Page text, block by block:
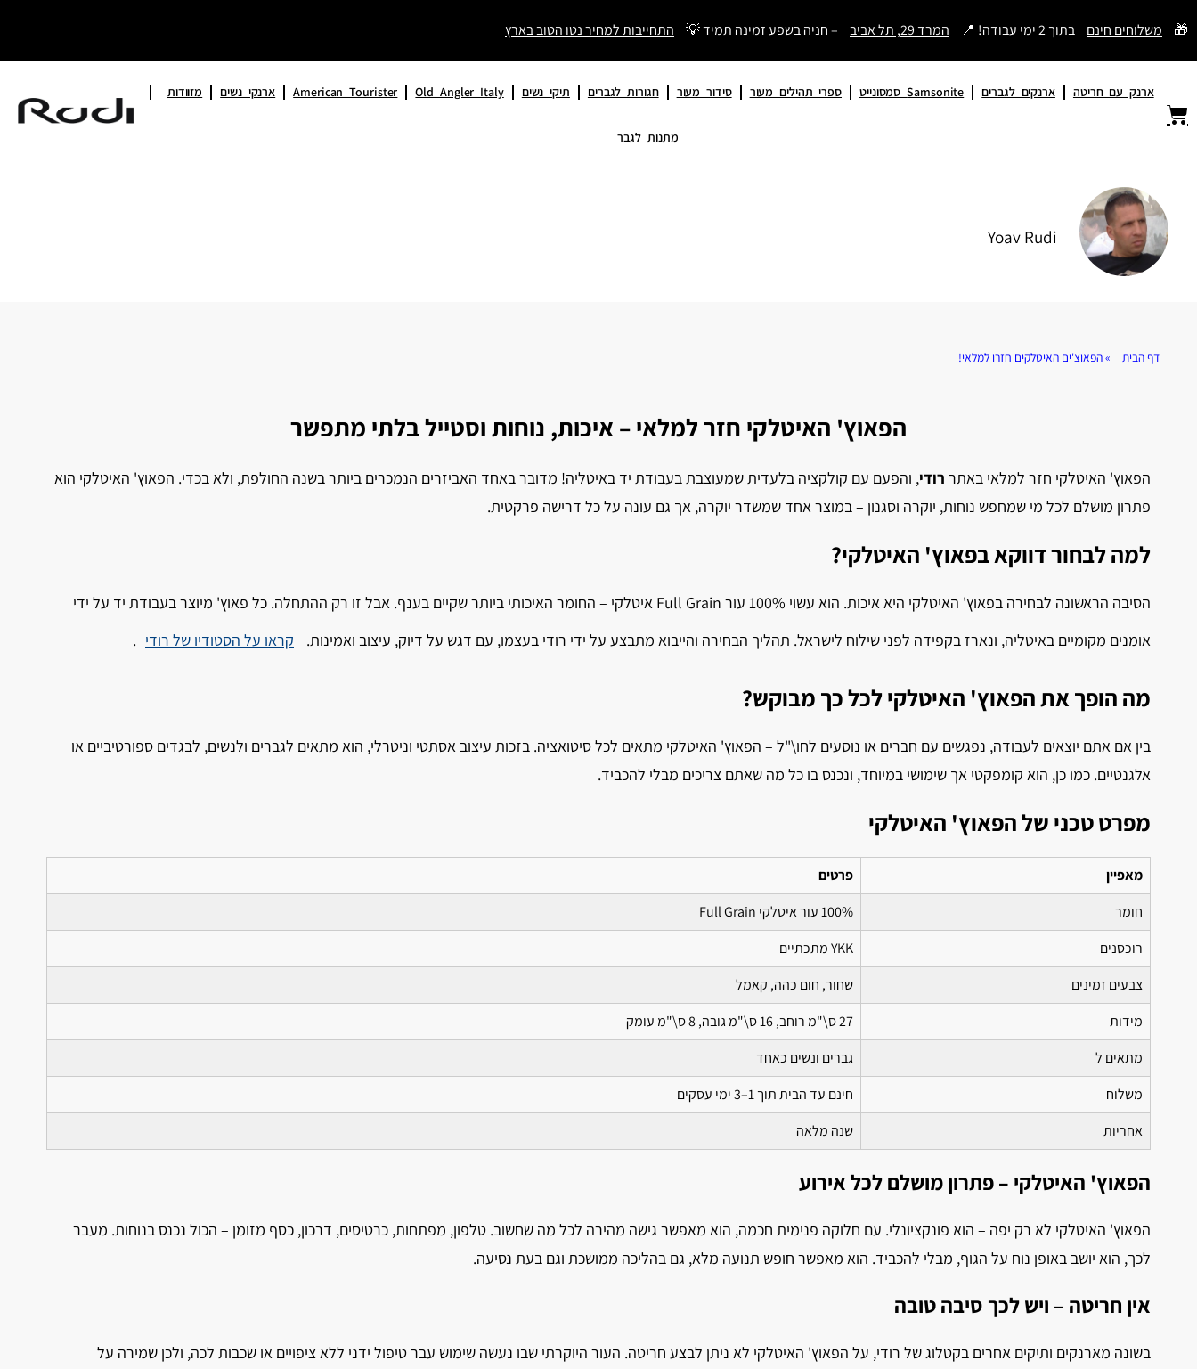
דילוג
🎁 משלוחים חינם בתוך 2 ימי עבודה! 📍 המרד 29, תל אביב – חניה בשפע זמינה תמיד 💡 התחייבות למחיר נטו הטוב בארץ
ארנק עם חריטה ארנקים לגברים Samsonite סמסונייט ספרי תהילים מעור סידור מעור חגורות לגברים תיקי נשים Old Angler Italy
American Tourister ארנקי נשים מזוודות
מתנות לגבר
Yoav Rudi
דף הבית »הפאוצ'ים האיטלקים חזרו למלאי!
הפאוץ' האיטלקי חזר למלאי – איכות, נוחות וסטייל בלתי מתפשר
הפאוץ' האיטלקי חזר למלאי באתר רודי, והפעם עם קולקציה בלעדית שמעוצבת בעבודת יד באיטליה! מדובר באחד האביזרים הנמכרים ביותר בשנה החולפת, ולא בכדי. הפאוץ' האיטלקי הוא
פתרון מושלם לכל מי שמחפש נוחות, יוקרה וסגנון – במוצר אחד שמשדר יוקרה, אך גם עונה על כל דרישה פרקטית.
למה לבחור דווקא בפאוץ' האיטלקי?
הסיבה הראשונה לבחירה בפאוץ' האיטלקי היא איכות. הוא עשוי 100% עור Full Grain איטלקי – החומר האיכותי ביותר שקיים בענף. אבל זו רק ההתחלה. כל פאוץ' מיוצר בעבודת יד על ידי
אומנים מקומיים באיטליה, ונארז בקפידה לפני שילוח לישראל. תהליך הבחירה והייבוא מתבצע על ידי רודי בעצמו, עם דגש על דיוק, עיצוב ואמינות.
קראו על הסטודיו של רודי .
מה הופך את הפאוץ' האיטלקי לכל כך מבוקש?
בין אם אתם יוצאים לעבודה, נפגשים עם חברים או נוסעים לחו\"ל – הפאוץ' האיטלקי מתאים לכל סיטואציה. בזכות עיצוב אסתטי וניטרלי, הוא מתאים לגברים ולנשים, לבגדים ספורטיביים או
אלגנטיים. כמו כן, הוא קומפקטי אך שימושי במיוחד, ונכנס בו כל מה שאתם צריכים מבלי להכביד.
מפרט טכני של הפאוץ' האיטלקי
מאפיין
פרטים
חומר
100% עור איטלקי Full Grain
רוכסנים
YKK מתכתיים
צבעים זמינים
שחור, חום כהה, קאמל
מידות
27 ס\"מ רוחב, 16 ס\"מ גובה, 8 ס\"מ עומק
מתאים ל
גברים ונשים כאחד
משלוח
חינם עד הבית תוך 1–3 ימי עסקים
אחריות
שנה מלאה
הפאוץ' האיטלקי – פתרון מושלם לכל אירוע
הפאוץ' האיטלקי לא רק יפה – הוא פונקציונלי. עם חלוקה פנימית חכמה, הוא מאפשר גישה מהירה לכל מה שחשוב. טלפון, מפתחות, כרטיסים, דרכון, כסף מזומן – הכול נכנס בנוחות. מעבר
לכך, הוא יושב באופן נוח על הגוף, מבלי להכביד. הוא מאפשר חופש תנועה מלא, גם בהליכה ממושכת וגם בעת נסיעה.
אין חריטה – ויש לכך סיבה טובה
בשונה מארנקים ותיקים אחרים בקטלוג של רודי, על הפאוץ' האיטלקי לא ניתן לבצע חריטה. העור היוקרתי שבו נעשה שימוש עבר טיפול ידני ללא ציפויים או שכבות לכה, ולכן שמירה על